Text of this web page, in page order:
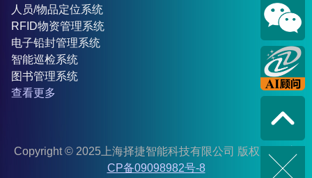
人员/物品定位系统
RFID物资管理系统
电子铅封管理系统
智能巡检系统
图书管理系统
查看更多
Copyright © 2025上海择捷智能科技有限公司 版权所有
沪I
CP备09098982号-8